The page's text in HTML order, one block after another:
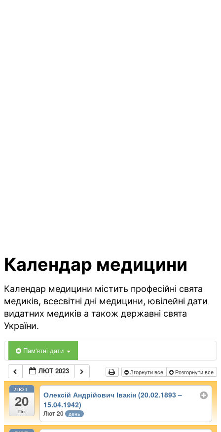
Календар медицини
Календар медицини містить професійні свята
медиків, всесвітні дні медицини, ювілейні дати
видатних медиків а також державні свята
України.
Пам'ятні дати
ЛЮТ 2023 Згорнути все Розгорнути все
ЛЮТ
20
Пн
Олексій Андрійович Івакін (20.02.1893 –
15.04.1942)
Лют 20 день